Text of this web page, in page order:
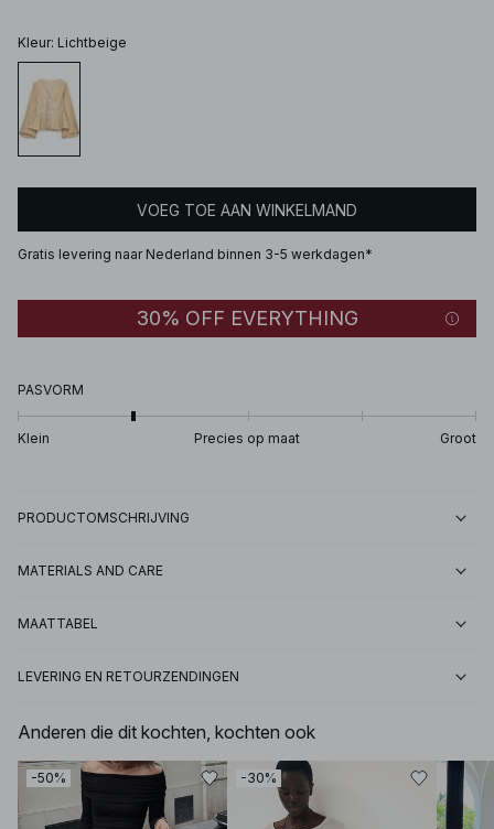
Kleur: Lichtbeige
VOEG TOE AAN WINKELMAND
Gratis levering naar Nederland binnen 3-5 werkdagen*
30% OFF EVERYTHING
PASVORM
Klein Precies op maat Groot
PRODUCTOMSCHRIJVING
MATERIALS AND CARE
MAATTABEL
LEVERING EN RETOURZENDINGEN
Anderen die dit kochten, kochten ook
-50% -30%